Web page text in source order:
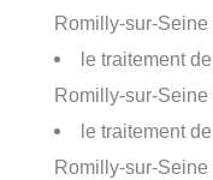
Romilly-sur-Seine
le traitement
Romilly-sur-Seine
le traitement
Romilly-sur-Seine